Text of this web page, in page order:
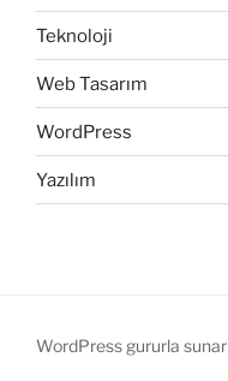
Teknoloji
Web Tasarım
WordPress
Yazılım
WordPress gururla sunar